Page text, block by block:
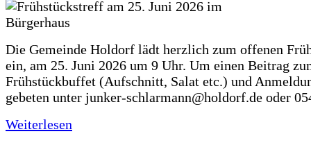
Die Gemeinde Holdorf lädt herzlich zum offenen
ein, am 25. Juni 2026 um 9 Uhr. Um einen Beitrag
Frühstückbuffet (Aufschnitt, Salat etc.) und
gebeten unter junker-schlarmann@holdorf.de oder
Weiterlesen